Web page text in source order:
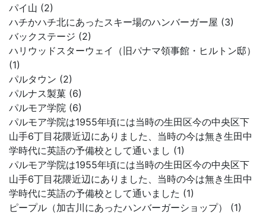
パイ山 (2)
ハチかハチ北にあったスキー場のハンバーガー屋 (3)
バックステージ (2)
ハリウッドスターウェイ（旧パナマ領事館・ヒルトン邸）
(1)
パルタウン (2)
パルナス製菓 (6)
パルモア学院 (6)
パルモア学院は1955年頃には当時の生田区今の中央区下
山手6丁目花隈近辺にありました、当時の今は無き生田中
学時代に英語の予備校として通いまし (1)
パルモア学院は1955年頃には当時の生田区今の中央区下
山手6丁目花隈近辺にありました、当時の今は無き生田中
学時代に英語の予備校として通いました (1)
ピープル（加古川にあったハンバーガーショップ） (1)